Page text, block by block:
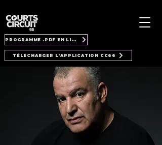
PROGRAMME .PDF EN LIGNE
TÉLÉCHARGER L'APPLICATION CC66